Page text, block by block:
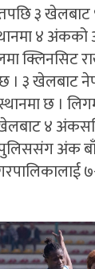
३
४ अंकको
क्लिनसिट
। ३ खेलबाट
छ ।
४
अंक